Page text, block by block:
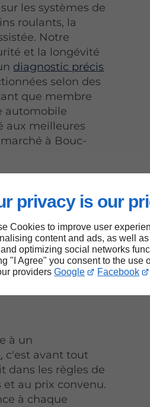
privacy is our
Cookies to improve user
content and ads, as well
optimizing social networks
"I Agree" you consent to the use
providers Google Facebook
les systèmes de
roulants, la
Notre
et la longévité
diagnostic précis
selon des
que membre
automobile
aux meilleures
à Bouc-
de
à un
, c'est avant tout
dans les règles de
et au prix convenu.
à chaque